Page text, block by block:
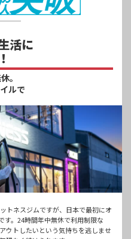
活に
。
ルで
トネスジムですが、日本で最初にオ
す。24時間年中無休で利用制限な
ウトしたいという気持ちを逃しませ